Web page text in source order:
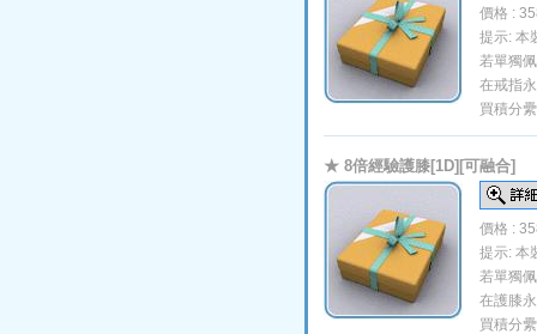
價格 :
提示: 本
若單獨
在戒指
買積分
★ 8倍經驗護膝[1D][可融合]
價格 :
提示: 本
若單獨
在護膝
買積分